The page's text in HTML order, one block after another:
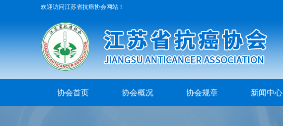
欢迎访问江苏省抗癌协会网站！
协会首页 协会概况 协会规章 新闻中心